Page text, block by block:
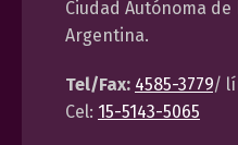
Ciudad Autónoma de
Argentina.
Tel/Fax: 4585-3779/
Cel: 15-5143-5065